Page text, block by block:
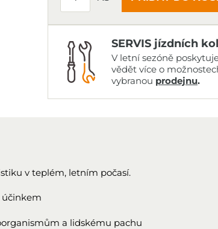
SERVIS jízdních
V letní sezóně
vědět více o
vybranou prodejnu.
v teplém, letním počasí.
účinkem
a lidskému pachu